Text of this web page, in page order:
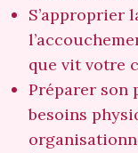
S’approprier
que vit votre
Préparer son
besoins